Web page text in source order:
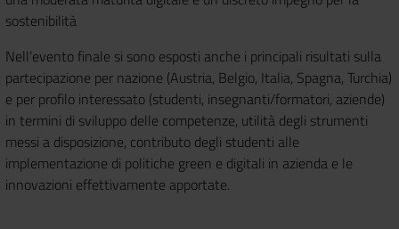
sostenibilità
Nell’evento finale si sono esposti anche i principali risultati sulla
partecipazione per nazione (Austria, Belgio, Italia, Spagna, Turchia)
e per profilo interessato (studenti, insegnanti/formatori, aziende)
in termini di sviluppo delle competenze, utilità degli strumenti
messi a disposizione, contributo degli studenti alle
implementazione di politiche green e digitali in azienda e le
innovazioni effettivamente apportate.